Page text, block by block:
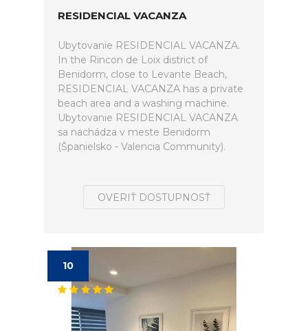
RESIDENCIAL VACANZA
Ubytovanie RESIDENCIAL VACANZA.
In the Rincon de Loix district of
Benidorm, close to Levante Beach,
RESIDENCIAL VACANZA has a private
beach area and a washing machine.
Ubytovanie RESIDENCIAL VACANZA
sa nachádza v meste Benidorm
(Španielsko - Valencia Community).
OVERIŤ DOSTUPNOSŤ
10